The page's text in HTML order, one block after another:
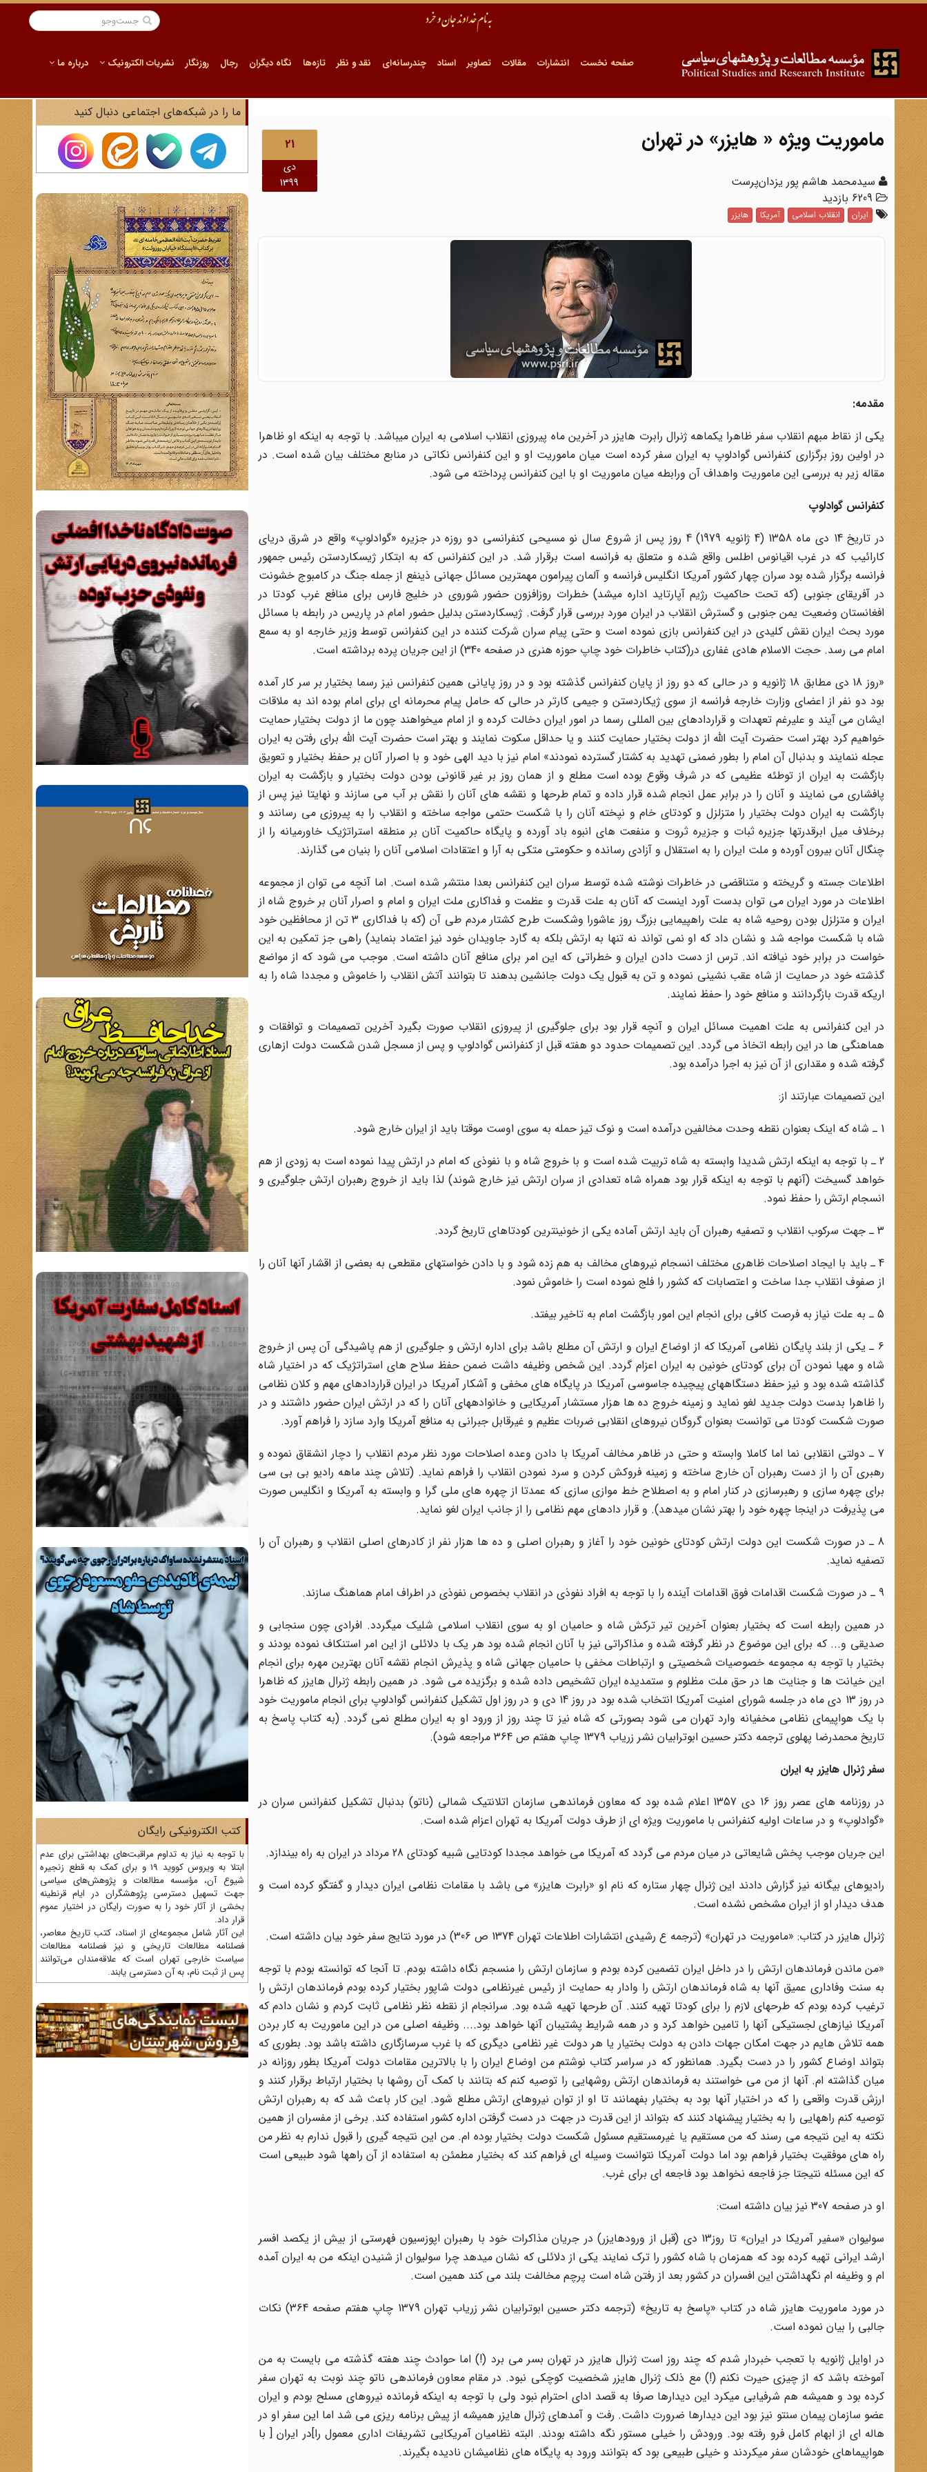
صفحه نخست انتشارات مقالات تصاویر اسناد چندرسانه‌ای نقد و نظر تازه‌ها نگاه دیگران رجال روزنگار نشریات الکترونیک درباره ما
21
دی
1399
ماموریت ویژه « هایزر» در تهران
سیدمحمد هاشم پور یزدان‌پرست
ایران انقلاب اسلامی آمریکا هایزر
مقدمه:
یکی از نقاط مبهم انقلاب سفر ظاهرا یکماهه ژنرال رابرت هایزر در آخرین ماه پیروزی انقلاب اسلامی به ایران میباشد. با توجه به اینکه او ظاهرا
در اولین روز برگزاری کنفرانس گوادلوپ به ایران سفر کرده است میان ماموریت او و این کنفرانس نکاتی در منابع مختلف بیان شده است. در
مقاله زیر به بررسی این ماموریت واهداف آن ورابطه میان ماموریت او با این کنفرانس پرداخته می شود.
کنفرانس گوادلوپ
در تاریخ 14 دی ماه 1358 (4 ژانویه 1979) 4 روز پس از شروع سال نو مسیحی کنفرانسی دو روزه در جزیره «گوادلوپ» واقع در شرق دریای
کارائیب که در غرب اقیانوس اطلس واقع شده و متعلق به فرانسه است برقرار شد. در این کنفرانس که به ابتکار ژیسکاردستن رئیس جمهور
فرانسه برگزار شده بود سران چهار کشور آمریکا انگلیس فرانسه و آلمان پیرامون مهمترین مسائل جهانی ذینفع از جمله جنگ در کامبوج خشونت
در آفریقای جنوبی (که تحت حاکمیت رژیم آپارتاید اداره میشد) خطرات روزافزون حضور شوروی در خلیج فارس برای منافع غرب کودتا در
افغانستان وضعیت یمن جنوبی و گسترش انقلاب در ایران مورد بررسی قرار گرفت. ژیسکاردستن بدلیل حضور امام در پاریس در رابطه با مسائل
مورد بحث ایران نقش کلیدی در این کنفرانس بازی نموده است و حتی پیام سران شرکت کننده در این کنفرانس توسط وزیر خارجه او به سمع
امام می رسد. حجت الاسلام هادی غفاری در(کتاب خاطرات خود چاپ حوزه هنری در صفحه 340) از این جریان پرده برداشته است.
«روز 18 دی مطابق 18 ژانویه و در حالی که دو روز از پایان کنفرانس گذشته بود و در روز پایانی همین کنفرانس نیز رسما بختیار بر سر کار آمده
بود دو نفر از اعضای وزارت خارجه فرانسه از سوی ژیکاردستن و جیمی کارتر در حالی که حامل پیام محرمانه ای برای امام بوده اند به ملاقات
ایشان می آیند و علیرغم تعهدات و قراردادهای بین المللی رسما در امور ایران دخالت کرده و از امام میخواهند چون ما از دولت بختیار حمایت
خواهیم کرد بهتر است حضرت آیت الله از دولت بختیار حمایت کنند و یا حداقل سکوت نمایند و بهتر است حضرت آیت الله برای رفتن به ایران
عجله ننمایند و بدنبال آن امام را بطور ضمنی تهدید به کشتار گسترده نمودند» امام نیز با دید الهی خود و با اصرار آنان بر حفظ بختیار و تعویق
بازگشت به ایران از توطئه عظیمی که در شرف وقوع بوده است مطلع و از همان روز بر غیر قانونی بودن دولت بختیار و بازگشت به ایران
پافشاری می نمایند و آنان را در برابر عمل انجام شده قرار داده و تمام طرحها و نقشه های آنان را نقش بر آب می سازند و نهایتا نیز پس از
بازگشت به ایران دولت بختیار را متزلزل و کودتای خام و نپخته آنان را با شکست حتمی مواجه ساخته و انقلاب را به پیروزی می رسانند و
برخلاف میل ابرقدرتها جزیره ثبات و جزیره ثروت و منفعت های انبوه باد آورده و پایگاه حاکمیت آنان بر منطقه استراتژیک خاورمیانه را از
چنگال آنان بیرون آورده و ملت ایران را به استقلال و آزادی رسانده و حکومتی متکی به آرا و اعتقادات اسلامی آنان را بنیان می گذارند.
اطلاعات جسته و گریخته و متناقضی در خاطرات نوشته شده توسط سران این کنفرانس بعدا منتشر شده است. اما آنچه می توان از مجموعه
اطلاعات در مورد ایران می توان بدست آورد اینست که آنان به علت قدرت و عظمت و فداکاری ملت ایران و امام و اصرار آنان بر خروج شاه از
ایران و متزلزل بودن روحیه شاه به علت راهپیمایی بزرگ روز عاشورا وشکست طرح کشتار مردم طی آن (که با فداکاری 3 تن از محافظین خود
شاه با شکست مواجه شد و نشان داد که او نمی تواند نه تنها به ارتش بلکه به گارد جاویدان خود نیز اعتماد بنماید) راهی جز تمکین به این
خواست در برابر خود نیافته اند. ترس از دست دادن ایران و خطراتی که این امر برای منافع آنان داشته است. موجب می شود که از مواضع
گذشته خود در حمایت از شاه عقب نشینی نموده و تن به قبول یک دولت جانشین بدهند تا بتوانند آتش انقلاب را خاموش و مجددا شاه را به
اریکه قدرت بازگردانند و منافع خود را حفظ نمایند.
در این کنفرانس به علت اهمیت مسائل ایران و آنچه قرار بود برای جلوگیری از پیروزی انقلاب صورت بگیرد آخرین تصمیمات و توافقات و
هماهنگی ها در این رابطه اتخاذ می گردد. این تصمیمات حدود دو هفته قبل از کنفرانس گوادلوپ و پس از مسجل شدن شکست دولت ازهاری
گرفته شده و مقداری از آن نیز به اجرا درآمده بود.
این تصمیمات عبارتند از:
1 ـ شاه که اینک بعنوان نقطه وحدت مخالفین درآمده است و نوک تیز حمله به سوی اوست موقتا باید از ایران خارج شود.
2 ـ با توجه به اینکه ارتش شدیدا وابسته به شاه تربیت شده است و با خروج شاه و با نفوذی که امام در ارتش پیدا نموده است به زودی از هم
خواهد گسیخت (آنهم با توجه به اینکه قرار بود همراه شاه تعدادی از سران ارتش نیز خارج شوند) لذا باید از خروج رهبران ارتش جلوگیری و
انسجام ارتش را حفظ نمود.
3 ـ جهت سرکوب انقلاب و تصفیه رهبران آن باید ارتش آماده یکی از خونینترین کودتاهای تاریخ گردد.
4 ـ باید با ایجاد اصلاحات ظاهری مختلف انسجام نیروهای مخالف به هم زده شود و با دادن خواستهای مقطعی به بعضی از اقشار آنها آنان را
از صفوف انقلاب جدا ساخت و اعتصابات که کشور را فلج نموده است را خاموش نمود.
5 ـ به علت نیاز به فرصت کافی برای انجام این امور بازگشت امام به تاخیر بیفتد.
6 ـ یکی از بلند پایگان نظامی آمریکا که از اوضاع ایران و ارتش آن مطلع باشد برای اداره ارتش و جلوگیری از هم پاشیدگی آن پس از خروج
شاه و مهیا نمودن آن برای کودتای خونین به ایران اعزام گردد. این شخص وظیفه داشت ضمن حفظ سلاح های استراتژیک که در اختیار شاه
گذاشته شده بود و نیز حفظ دستگاههای پیچیده جاسوسی آمریکا در پایگاه های مخفی و آشکار آمریکا در ایران قراردادهای مهم و کلان نظامی
را ظاهرا بدست دولت جدید لغو نماید و زمینه خروج ده ها هزار مستشار آمریکایی و خانوادههای آنان را که در ارتش ایران حضور داشتند و در
صورت شکست کودتا می توانست بعنوان گروگان نیروهای انقلابی ضربات عظیم و غیرقابل جبرانی به منافع آمریکا وارد سازد را فراهم آورد.
7 ـ دولتی انقلابی نما اما کاملا وابسته و حتی در ظاهر مخالف آمریکا با دادن وعده اصلاحات مورد نظر مردم انقلاب را دچار انشقاق نموده و
رهبری آن را از دست رهبران آن خارج ساخته و زمینه فروکش کردن و سرد نمودن انقلاب را فراهم نماید. (تلاش چند ماهه رادیو بی بی سی
برای چهره سازی و رهبرسازی در کنار امام و به اصطلاح خط موازی سازی که عمدتا از چهره های ملی گرا و وابسته به آمریکا و انگلیس صورت
می پذیرفت در اینجا چهره خود را بهتر نشان میدهد). و قرار دادهای مهم نظامی را از جانب ایران لغو نماید.
8 ـ در صورت شکست این دولت ارتش کودتای خونین خود را آغاز و رهبران اصلی و ده ها هزار نفر از کادرهای اصلی انقلاب و رهبران آن را
تصفیه نماید.
9 ـ در صورت شکست اقدامات فوق اقدامات آینده را با توجه به افراد نفوذی در انقلاب بخصوص نفوذی در اطراف امام هماهنگ سازند.
در همین رابطه است که بختیار بعنوان آخرین تیر ترکش شاه و حامیان او به سوی انقلاب اسلامی شلیک میگردد. افرادی چون سنجابی و
صدیقی و... که برای این موضوع در نظر گرفته شده و مذاکراتی نیز با آنان انجام شده بود هر یک با دلائلی از این امر استنکاف نموده بودند و
بختیار با توجه به مجموعه خصوصیات شخصیتی و ارتباطات مخفی با حامیان جهانی شاه و پذیرش انجام نقشه آنان بهترین مهره برای انجام
این خیانت ها و جنایت ها در حق ملت مظلوم و ستمدیده ایران تشخیص داده شده و برگزیده می شود. در همین رابطه ژنرال هایزر که ظاهرا
در روز 13 دی ماه در جلسه شورای امنیت آمریکا انتخاب شده بود در روز 14 دی و در روز اول تشکیل کنفرانس گوادلوپ برای انجام ماموریت خود
با یک هواپیمای نظامی مخفیانه وارد تهران می شود بصورتی که شاه نیز تا چند روز از ورود او به ایران مطلع نمی گردد. (به کتاب پاسخ به
تاریخ محمدرضا پهلوی ترجمه دکتر حسین ابوترابیان نشر زریاب 1379 چاپ هفتم ص 364 مراجعه شود).
سفر ژنرال هایزر به ایران
در روزنامه های عصر روز 16 دی 1357 اعلام شده بود که معاون فرماندهی سازمان اتلانتیک شمالی (ناتو) بدنبال تشکیل کنفرانس سران در
«گوادلوپ» و در ساعات اولیه کنفرانس با ماموریت ویژه ای از طرف دولت آمریکا به تهران اعزام شده است.
این جریان موجب پخش شایعاتی در میان مردم می گردد که آمریکا می خواهد مجددا کودتایی شبیه کودتای 28 مرداد در ایران به راه بیندازد.
رادیوهای بیگانه نیز گزارش دادند این ژنرال چهار ستاره که نام او «رابرت هایزر» می باشد با مقامات نظامی ایران دیدار و گفتگو کرده است و
هدف دیدار او از ایران مشخص نشده است.
ژنرال هایزر در کتاب: «ماموریت در تهران» (ترجمه ع رشیدی انتشارات اطلاعات تهران 1374 ص 306) در مورد نتایج سفر خود بیان داشته است.
«من ماندن فرماندهان ارتش را در داخل ایران تضمین کرده بودم و سازمان ارتش را منسجم نگاه داشته بودم. تا آنجا که توانسته بودم با توجه
به سنت وفاداری عمیق آنها به شاه فرماندهان ارتش را وادار به حمایت از رئیس غیرنظامی دولت شاپور بختیار کرده بودم فرماندهان ارتش را
ترغیب کرده بودم که طرحهای لازم را برای کودتا تهیه کنند. آن طرحها تهیه شده بود. سرانجام از نقطه نظر نظامی ثابت کردم و نشان دادم که
آمریکا نیازهای لجستیکی آنها را تامین خواهد کرد و در همه شرایط پشتیبان آنها خواهد بود.... وظیفه اصلی من در این ماموریت به کار بردن
همه تلاش هایم در جهت امکان جهات دادن به دولت بختیار یا هر دولت غیر نظامی دیگری که با غرب سرسازگاری داشته باشد بود. بطوری که
بتواند اوضاع کشور را در دست بگیرد. همانطور که در سراسر کتاب نوشتم من اوضاع ایران را با بالاترین مقامات دولت آمریکا بطور روزانه در
میان گذاشته ام. آنها از من می خواستند به فرماندهان ارتش روشهایی را توصیه کنم که بتانند با کمک آن روشها با بختیار ارتباط برقرار کنند و
ارزش قدرت واقعی را که در اختیار آنها بود به بختیار بفهمانند تا او از توان نیروهای ارتش مطلع شود. این کار باعث شد که به رهبران ارتش
توصیه کنم راههایی را به بختیار پیشنهاد کنند که بتواند از این قدرت در جهت در دست گرفتن اداره کشور استفاده کند. برخی از مفسران از همین
نکته به این نتیجه می رسند که من مستقیم یا غیرمستقیم مسئول شکست دولت بختیار بوده ام. من این نتیجه گیری را قبول ندارم به نظر من
راه های موفقیت بختیار فراهم بود اما دولت آمریکا نتوانست وسیله ای فراهم کند که بختیار مطمئن به استفاده از آن راهها شود طبیعی است
که این مسئله نتیجتا جز فاجعه نخواهد بود فاجعه ای برای غرب.
او در صفحه 307 نیز بیان داشته است:
سولیوان «سفیر آمریکا در ایران» تا روز13 دی (قبل از ورودهایزر) در جریان مذاکرات خود با رهبران اپوزسیون فهرستی از بیش از یکصد افسر
ارشد ایرانی تهیه کرده بود که همزمان با شاه کشور را ترک نمایند یکی از دلائلی که نشان میدهد چرا سولیوان از شنیدن اینکه من به ایران آمده
ام و وظیفه ام نگهداشتن این افسران در کشور بعد از رفتن شاه است پرچم مخالفت بلند می کند همین است.
در مورد ماموریت هایزر شاه در کتاب «پاسخ به تاریخ» (ترجمه دکتر حسین ابوترابیان نشر زریاب تهران 1379 چاپ هفتم صفحه 364) نکات
جالبی را بیان نموده است.
در اوایل ژانویه با تعجب خبردار شدم که چند روز است ژنرال هایزر در تهران بسر می برد (!) اما حوادث چند هفته گذشته می بایست به من
آموخته باشد که از چیزی حیرت نکنم (!) مع ذلک ژنرال هایزر شخصیت کوچکی نبود. در مقام معاون فرماندهی ناتو چند نوبت به تهران سفر
کرده بود و همیشه هم شرفیابی میکرد این دیدارها صرفا به قصد ادای احترام نبود ولی با توجه به اینکه فرمانده نیروهای مسلح بودم و ایران
عضو سازمان پیمان سنتو نیز بود این دیدارها ضرورت داشت. رفت و آمدهای ژنرال هایزر همیشه از پیش برنامه ریزی می شد اما این سفر او در
هاله ای از ابهام کامل فرو رفته بود. ورودش را خیلی مستور نگه داشته بودند. البته نظامیان آمریکایی تشریفات اداری معمول را]در ایران [ با
هواپیماهای خودشان سفر میکردند و خیلی طبیعی بود که بتوانند ورود به پایگاه های نظامیشان نادیده بگیرند.
ما را در شبکه‌های اجتماعی دنبال کنید
کتب الکترونیکی رایگان
با توجه به نیاز به تداوم مراقبت‌های بهداشتی برای عدم
ابتلا به ویروس کووید 19 و برای کمک به قطع زنجیره
شیوع آن، مؤسسه مطالعات و پژوهش‌های سیاسی
جهت تسهیل دسترسی پژوهشگران در ایام قرنطینه
بخشی از آثار خود را به صورت رایگان در اختیار عموم
قرار داد.
این آثار شامل مجموعه‌ای از اسناد، کتب تاریخ معاصر،
فصلنامه‌ مطالعات تاریخی و نیز فصلنامه مطالعات
سیاست خارجی تهران است که علاقه‌مندان می‌توانند
پس از ثبت نام، به آن دسترسی یابند.